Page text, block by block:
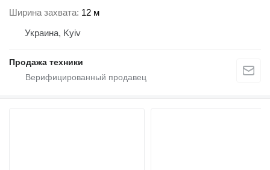
Ширина захвата 12 м
Украина, Kyiv
Продажа техники